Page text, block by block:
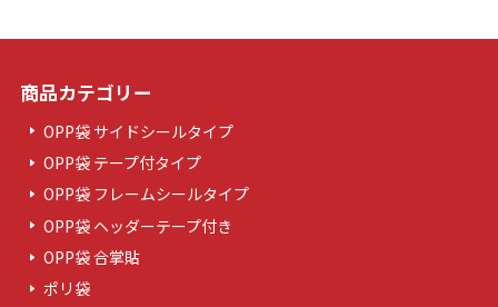
商品カテゴリー
OPP袋 サイドシールタイプ
OPP袋 テープ付タイプ
OPP袋 フレームシールタイプ
OPP袋 ヘッダーテープ付き
OPP袋 合掌貼
ポリ袋